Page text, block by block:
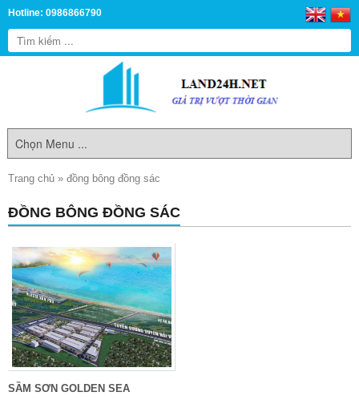
Hotline: 0986866790
Trang chủ » đồng bông đồng sác
ĐỒNG BÔNG ĐỒNG SÁC
SẦM SƠN GOLDEN SEA